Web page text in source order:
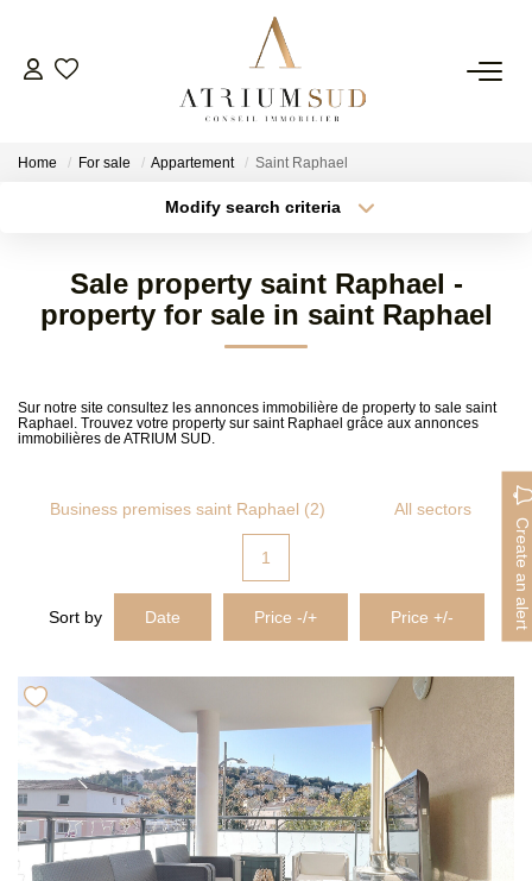
FR
Home For sale Appartement Saint Raphael
Modify search criteria
Type of property
Create an alert
Sale property saint Raphael -
property for sale in saint Raphael
Sur notre site consultez les annonces immobilière de property to sale saint
Raphael. Trouvez votre property sur saint Raphael grâce aux annonces
immobilières de ATRIUM SUD.
Business premises saint Raphael (2) All sectors
Create an alert
1
Sort by Date Price -/+ Price +/-